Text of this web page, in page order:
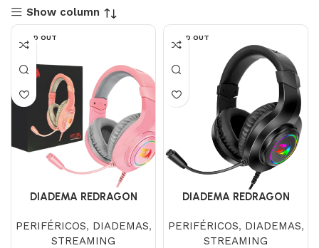
Show column
SOLD OUT
DIADEMA REDRAGON
PERIFÉRICOS, DIADEMAS,
STREAMING
SOLD OUT
DIADEMA REDRAGON
PERIFÉRICOS, DIADEMAS,
STREAMING